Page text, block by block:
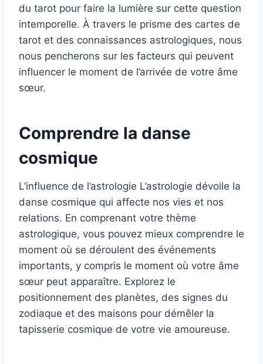
du tarot pour faire la lumière sur cette question
intemporelle. À travers le prisme des cartes de
tarot et des connaissances astrologiques, nous
nous pencherons sur les facteurs qui peuvent
influencer le moment de l’arrivée de votre âme
sœur.
Comprendre la danse
cosmique
L’influence de l’astrologie L’astrologie dévoile la
danse cosmique qui affecte nos vies et nos
relations. En comprenant votre thème
astrologique, vous pouvez mieux comprendre le
moment où se déroulent des événements
importants, y compris le moment où votre âme
sœur peut apparaître. Explorez le
positionnement des planètes, des signes du
zodiaque et des maisons pour démêler la
tapisserie cosmique de votre vie amoureuse.